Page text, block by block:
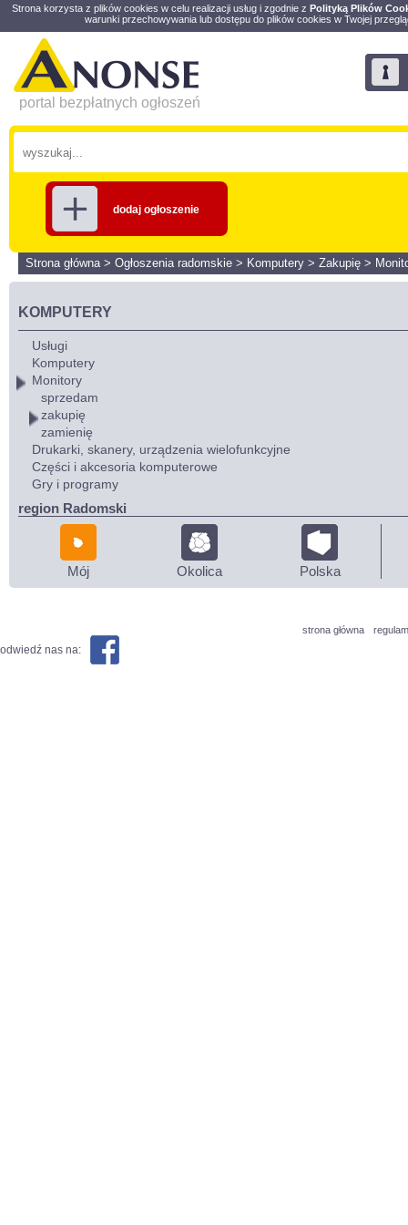
Strona korzysta z plików cookies w celu realizacji usług i zgodnie z Polityką Plików
warunki przechowywania lub dostępu do plików cookies w Twojej
portal bezpłatnych ogłoszeń
dodaj ogłoszenie
Strona główna> Ogłoszenia radomskie > Komputery > Zakupię >
KOMPUTERY
Usługi
Komputery
Monitory
sprzedam
zakupię
zamienię
Drukarki, skanery, urządzenia wielofunkcyjne
Części i akcesoria komputerowe
Gry i programy
region Radomski
Mój Okolica Polska
strona główna
odwiedź nas na: